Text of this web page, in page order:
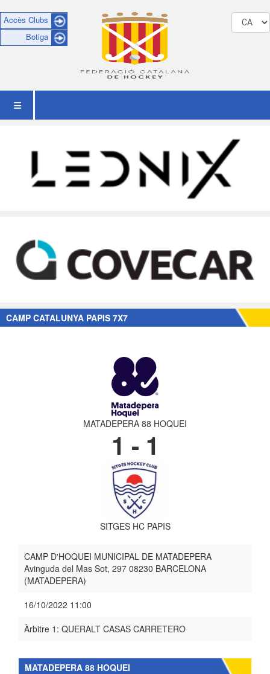
Accès Clubs
Botiga
CAMP CATALUNYA PAPIS 7X7
MATADEPERA 88 HOQUEI
1 - 1
SITGES HC PAPIS
CAMP D'HOQUEI MUNICIPAL DE MATADEPERA
Avinguda del Mas Sot, 297 08230 BARCELONA
(MATADEPERA)
16/10/2022 11:00
Àrbitre 1: QUERALT CASAS CARRETERO
MATADEPERA 88 HOQUEI